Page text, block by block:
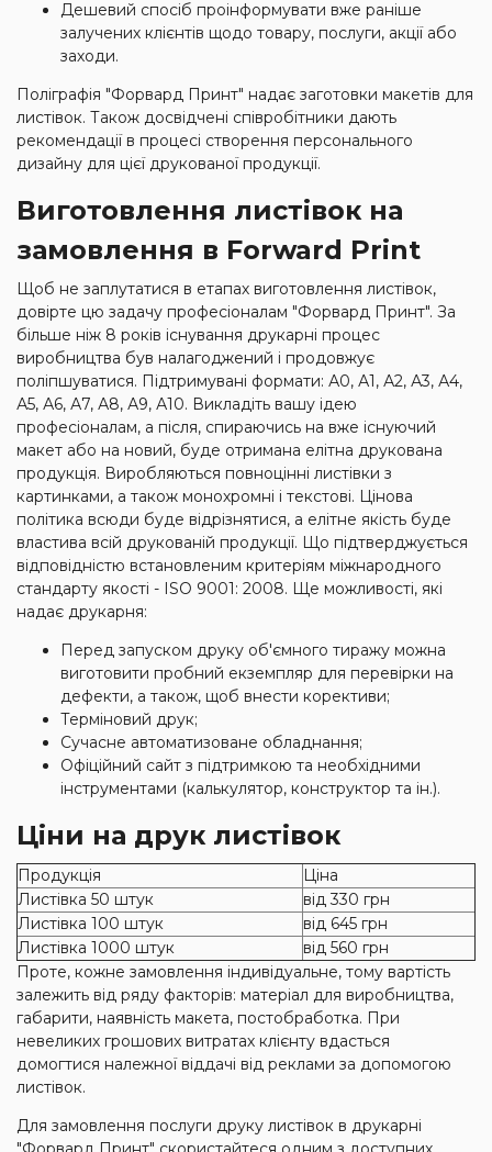
Дешевий спосіб проінформувати вже раніше
залучених клієнтів щодо товару, послуги, акції або
заходи.
Поліграфія "Форвард Принт" надає заготовки макетів для
листівок. Також досвідчені співробітники дають
рекомендації в процесі створення персонального
дизайну для цієї друкованої продукції.
Виготовлення листівок на
замовлення в Forward Print
Щоб не заплутатися в етапах виготовлення листівок,
довірте цю задачу професіоналам "Форвард Принт". За
більше ніж 8 років існування друкарні процес
виробництва був налагоджений і продовжує
поліпшуватися. Підтримувані формати: А0, А1, А2, А3, А4,
А5, А6, А7, А8, А9, А10. Викладіть вашу ідею
професіоналам, а після, спираючись на вже існуючий
макет або на новий, буде отримана елітна друкована
продукція. Виробляються повноцінні листівки з
картинками, а також монохромні і текстові. Цінова
політика всюди буде відрізнятися, а елітне якість буде
властива всій друкованій продукції. Що підтверджується
відповідністю встановленим критеріям міжнародного
стандарту якості - ISO 9001: 2008. Ще можливості, які
надає друкарня:
Перед запуском друку об'ємного тиражу можна
виготовити пробний екземпляр для перевірки на
дефекти, а також, щоб внести корективи;
Терміновий друк;
Сучасне автоматизоване обладнання;
Офіційний сайт з підтримкою та необхідними
інструментами (калькулятор, конструктор та ін.).
Ціни на друк листівок
Продукція
Ціна
Листівка 50 штук
від 330 грн
Листівка 100 штук
від 645 грн
Листівка 1000 штук
від 560 грн
Проте, кожне замовлення індивідуальне, тому вартість
залежить від ряду факторів: матеріал для виробництва,
габарити, наявність макета, постобработка. При
невеликих грошових витратах клієнту вдасться
домогтися належної віддачі від реклами за допомогою
листівок.
Для замовлення послуги друку листівок в друкарні